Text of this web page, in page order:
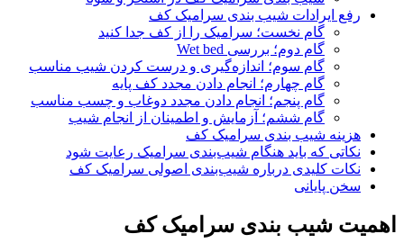
رفع ایرادات شیب بندی سرامیک کف
گام نخست؛ سرامیک را از کف جدا کنید
گام دوم؛ بررسی Wet bed
گام سوم؛ اندازه‌گیری و درست کردن شیب مناسب
گام چهارم؛ انجام دادن مجدد کف پایه
گام پنجم؛ انجام دادن مجدد دوغاب و چسب مناسب
گام ششم؛ آزمایش و اطمینان از انجام شیب
هزینه شیب بندی سرامیک کف
نکاتی که باید هنگام شیب‌بندی سرامیک رعایت شود
نکات کلیدی درباره شیب‌بندی اصولی سرامیک کف
سخن پایانی
اهمیت شیب بندی سرامیک کف